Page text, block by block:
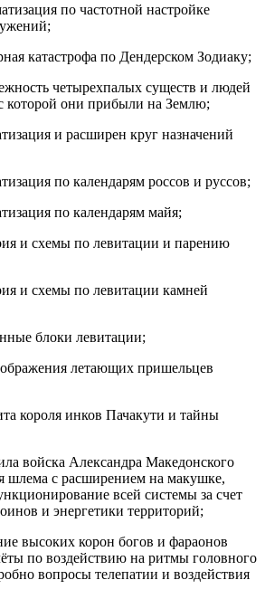
по частотной настройке
катастрофа по Дендерском Зодиаку;
четырехпалых существ и людей
которой они прибыли на Землю;
и расширен круг назначений
по календарям россов и руссов;
по календарям майя;
и схемы по левитации и парению
и схемы по левитации камней
блоки левитации;
летающих пришельцев
короля инков Пачакути и тайны
войска Александра Македонского
шлема с расширением на макушке,
всей системы за счет
и энергетики территорий;
высоких корон богов и фараонов
по воздействию на ритмы головного
вопросы телепатии и воздействия